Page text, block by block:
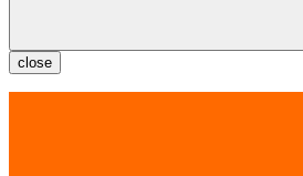
close